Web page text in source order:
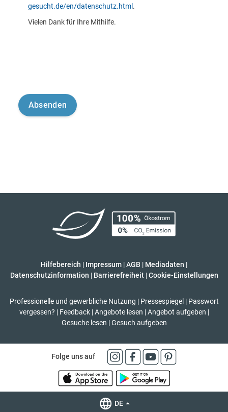
gesucht.de/en/datenschutz.html .
Vielen Dank für Ihre Mithilfe.
Hilfebereich | Impressum |AGB | Mediadaten |
Datenschutzinformation | Barrierefreiheit | Cookie-Einstellungen
Professionelle und gewerbliche Nutzung | Pressespiegel | Passwort
vergessen? | Feedback | Angebote lesen | Angebot aufgeben |
Gesuche lesen | Gesuch aufgeben
Folge uns auf
DE